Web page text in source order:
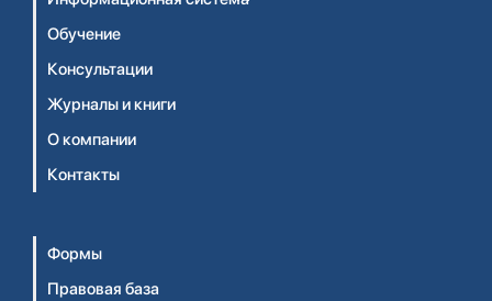
Обучение
Консультации
Журналы и книги
О компании
Контакты
Формы
Правовая база